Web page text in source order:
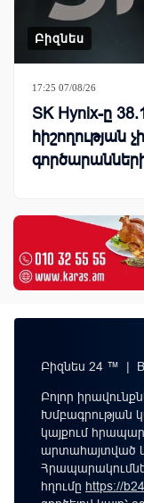
Բիզնես
17:25 07/08/26
SK Hynix-ը
հիշողության
Բիզնես 24 ™ |
Բոլոր
Խմբագրության
կայքում
արտահայտված
հղումը https://